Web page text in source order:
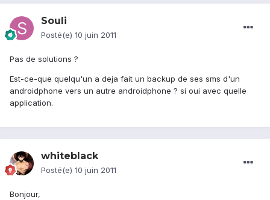
Souli
Posté(e) 10 juin 2011
Pas de solutions ?
Est-ce-que quelqu'un a deja fait un backup de ses sms d'un
androidphone vers un autre androidphone ? si oui avec quelle
application.
whiteblack
Posté(e) 10 juin 2011
Bonjour,